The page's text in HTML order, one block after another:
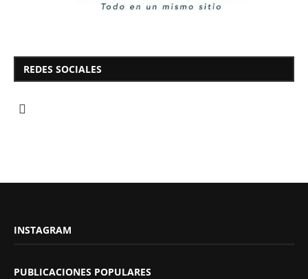
REDES SOCIALES
INSTAGRAM
PUBLICACIONES POPULARES